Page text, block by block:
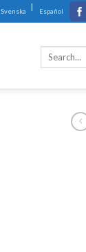
Svenska | Español